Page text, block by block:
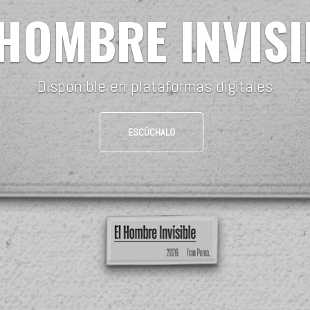
Disponible en plataformas digitales
ESCÚCHALO